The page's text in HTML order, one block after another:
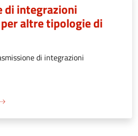
di integrazioni
altre tipologie di
di integrazioni